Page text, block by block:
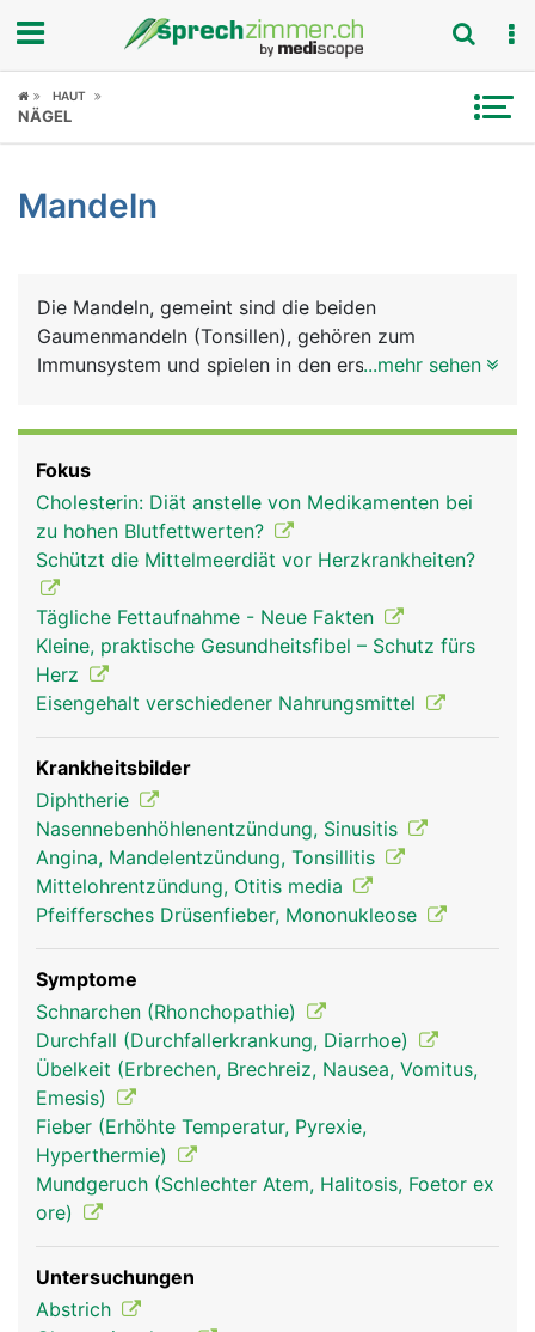
Fokus
Symptome
News
Rubriken
HAUT
NÄGEL
Mandeln
Die Mandeln, gemeint sind die beiden
Gaumenmandeln (Tonsillen), gehören zum
Immunsystem und spielen in den ersten
eingebettet in der Rachenschleimhaut. Ausser den
Gaumenmandeln gibt es noch die beiden
Rachenmandeln (Polypen), die im hinteren
Nasenhöhlenbereich liegen. Auch sie unterstützen
die Abwehrkräfte. Bei Kindern sind sie noch
grösser, später schrumpfen sie.
...mehr sehen
Fokus
Cholesterin: Diät anstelle von Medikamenten bei
zu hohen Blutfettwerten?
Schützt die Mittelmeerdiät vor Herzkrankheiten?
Tägliche Fettaufnahme - Neue Fakten
Kleine, praktische Gesundheitsfibel – Schutz fürs
Herz
Eisengehalt verschiedener Nahrungsmittel
Krankheitsbilder
Diphtherie
Nasennebenhöhlenentzündung, Sinusitis
Angina, Mandelentzündung, Tonsillitis
Mittelohrentzündung, Otitis media
Pfeiffersches Drüsenfieber, Mononukleose
Symptome
Schnarchen (Rhonchopathie)
Durchfall (Durchfallerkrankung, Diarrhoe)
Übelkeit (Erbrechen, Brechreiz, Nausea, Vomitus,
Emesis)
Fieber (Erhöhte Temperatur, Pyrexie,
Hyperthermie)
Mundgeruch (Schlechter Atem, Halitosis, Foetor ex
ore)
Untersuchungen
Abstrich